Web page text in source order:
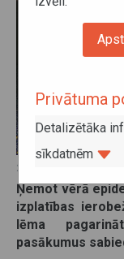
22. janvāris 2021
Ņemot vērā
izplatības
lēma
pasākumus
Privātuma
Detalizētāka
sīkdatnēm